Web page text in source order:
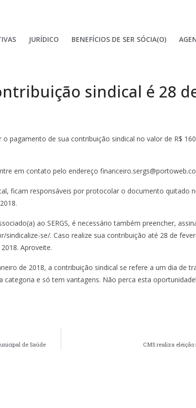
JURÍDICO BENEFÍCIOS DE SER SÓCIA(O)
sindical é 28
pagamento de sua contribuição sindical no valor de R$
em contato pelo endereço
ficam responsáveis por protocolar o documento quitado
ao SERGS, é necessário também preencher,
se/. Caso realize sua contribuição até 28 de
Aproveite.
de 2018, a contribuição sindical se refere a um dia de
categoria e só tem vantagens. Não perca esta oportunidade!
de Saúde CMS realiza